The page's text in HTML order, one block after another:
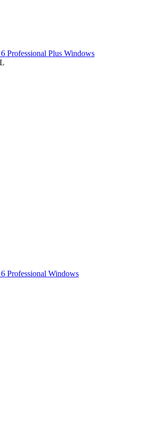
Professional Plus Windows
Professional Windows